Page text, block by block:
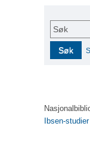
Søk
Søk
Ibsen-studier